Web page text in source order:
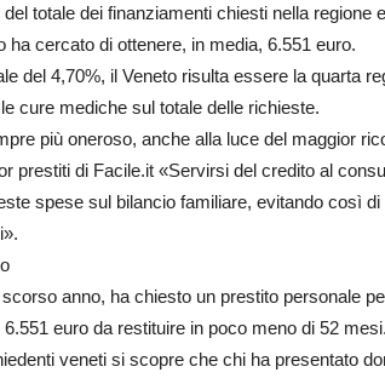
totale dei finanziamenti chiesti nella regione
ha cercato di ottenere, in media, 6.551 euro.
del 4,70%, il Veneto risulta essere la quarta
cure mediche sul totale delle richieste.
più oneroso, anche alla luce del maggior
prestiti di Facile.it «Servirsi del credito al
spese sul bilancio familiare, evitando così
anno, ha chiesto un prestito personale
euro da restituire in poco meno di 52 mesi.
veneti si scopre che chi ha presentato